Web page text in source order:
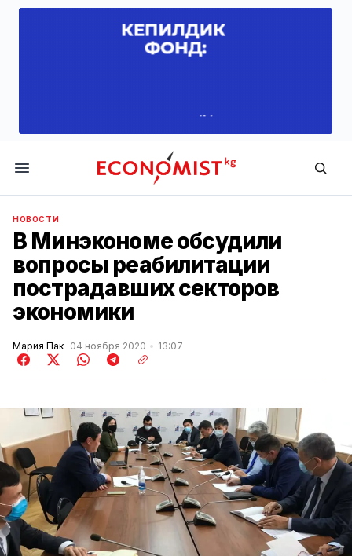
Economist.kg
НОВОСТИ
В Минэкономе обсудили
вопросы реабилитации
пострадавших секторов
экономики
Мария Пак 04 ноября 2020 13:07